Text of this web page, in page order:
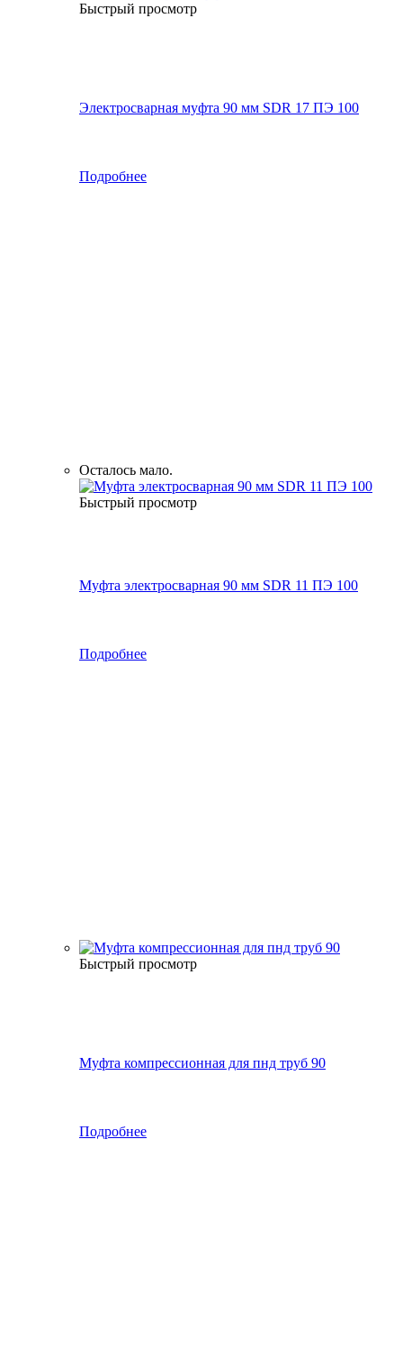
Быстрый просмотр
Электросварная муфта 90 мм SDR 17 ПЭ 100
Подробнее
Осталось мало.
Быстрый просмотр
Муфта электросварная 90 мм SDR 11 ПЭ 100
Подробнее
Быстрый просмотр
Муфта компрессионная для пнд труб 90
Подробнее